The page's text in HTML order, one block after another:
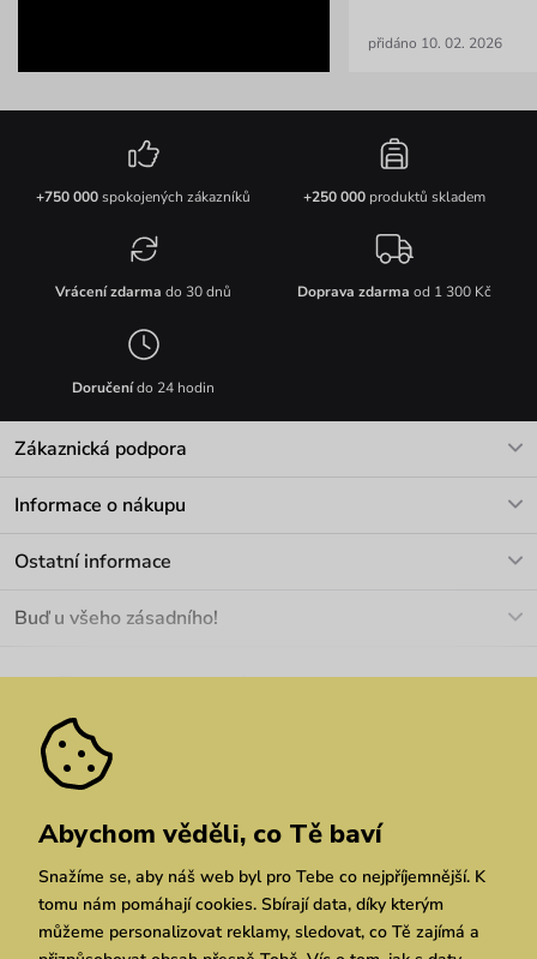
přidáno 10. 02. 2026
+750 000spokojených zákazníků +250 000produktů skladem
Vrácení zdarma do 30 dnů Doprava zdarma od 1 300 Kč
Doručenído 24 hodin
Zákaznická podpora
Informace o nákupu
Materiály a údržba
Pozáruční opravy
Ostatní informace
Velkoobchod
We Care
Dárkové poukazy
Vuchlook
Prodejny
Praha Brno Chrudim
Buď u všeho zásadního!
Zásady ochrany osobních údajů
Abychom věděli, co Tě baví
Snažíme se, aby náš web byl pro Tebe co nejpříjemnější. K
tomu nám pomáhají cookies. Sbírají data, díky kterým
můžeme personalizovat reklamy, sledovat, co Tě zajímá a